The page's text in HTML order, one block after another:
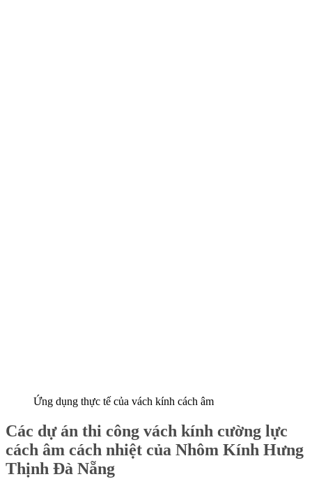
Ứng dụng thực tế của vách kính cách âm
Các dự án thi công vách kính cường lực
cách âm cách nhiệt của Nhôm Kính Hưng
Thịnh Đà Nẵng